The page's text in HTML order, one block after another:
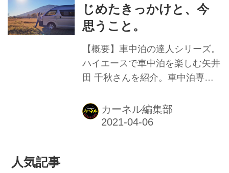
じめたきっかけと、今
思うこと。
【概要】車中泊の達人シリーズ。
ハイエースで車中泊を楽しむ矢井
田 千秋さんを紹介。車中泊専門
カーネル編集部
人気記事